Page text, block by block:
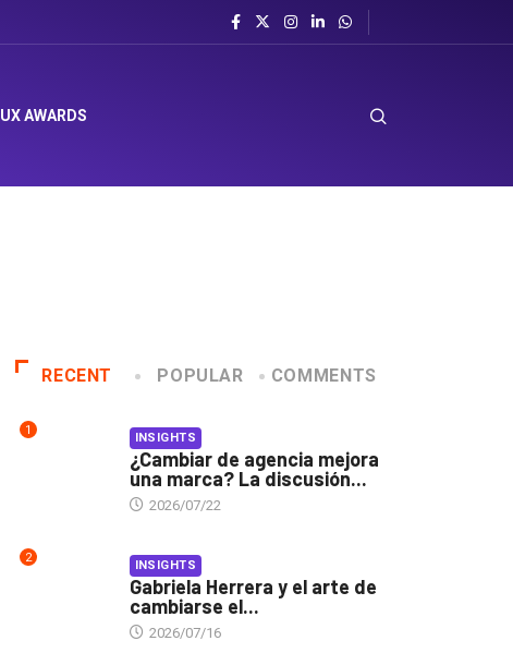
el sombrero en Corporación Favorita
AWARDS
RECENT POPULAR COMMENTS
1 INSIGHTS
¿Cambiar de agencia mejora
una marca? La discusión...
2026/07/22
2 INSIGHTS
Gabriela Herrera y el arte de
cambiarse el...
2026/07/16